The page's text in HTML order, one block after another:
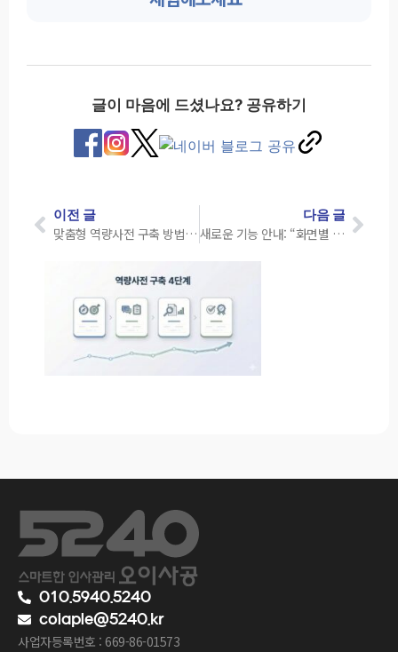
글이 마음에 드셨나요? 공유하기
이전 글
맞춤형 역량사전 구축 방법: 4단계 프로세스와 업종별 적용 예시까지
다음 글
새로운 기능 안내: “화면별 연결 메뉴” 기능 오픈!
010.5940.5240
colaple@5240.kr
사업자등록번호 : 669-86-01573